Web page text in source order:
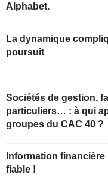
Alphabet.
La dynamique
poursuit
Sociétés de gestion,
particuliers… : à qui
groupes du CAC 40 ?
Information
fiable !